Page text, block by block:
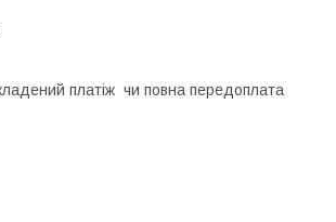
платіж чи повна передоплата